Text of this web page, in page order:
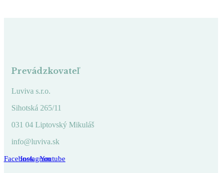
Prevádzkovateľ
Luviva s.r.o.
Sihotská 265/11
031 04 Liptovský Mikuláš
info@luviva.sk
FacebookInstagramYoutube